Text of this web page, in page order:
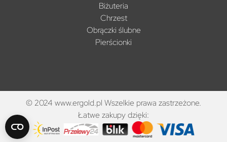
Biżuteria
Chrzest
Obrączki ślubne
Pierścionki
© 2024 www.ergold.pl Wszelkie prawa zastrzeżone.
Łatwe zakupy dzięki: